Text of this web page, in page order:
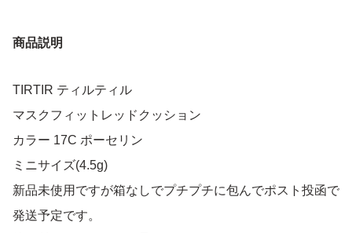
商品説明
TIRTIR ティルティル
マスクフィットレッドクッション
カラー 17C ポーセリン
ミニサイズ(4.5g)
新品未使用ですが箱なしでプチプチに包んでポスト投函で
発送予定です。